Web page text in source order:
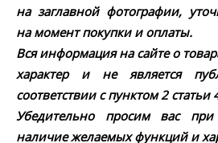
на заглавной фотографии,
на момент покупки и оплаты.
Вся информация на сайте о
характер и не является
соответствии с пунктом 2 статьи
Убедительно просим вас при
наличие желаемых функций и